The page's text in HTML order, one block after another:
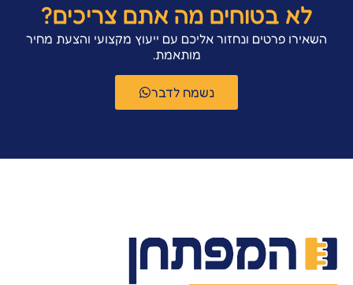
לא בטוחים מה אתם צריכים?
השאירו פרטים ונחזור אליכם עם ייעוץ מקצועי והצעת מחיר
מותאמת.
נשמח לדבר